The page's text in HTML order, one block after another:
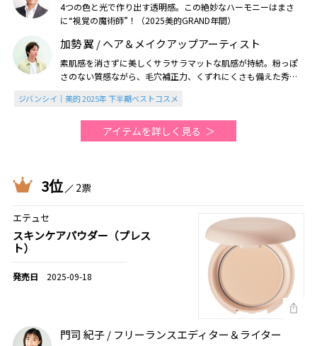
4つの色と光で作り出す透明感。この絶妙なハーモニーはまさ
に“視覚の魔術師”！（2025美的GRAND年間）
加勢 翼 / ヘア＆メイクアップアーティスト
素肌感を消さずに美しくサラサラマットな肌感が持続。粉っぽ
さのない質感ながら、毛穴補正力、くずれにくさも備えた秀品
ジバンシイ｜美的 2025年 下半期ベストコスメ
アイテムを詳しく見る
3位 2票
エテュセ
スキンケアパウダー（プレス
ト）
2025-09-18
門司 紀子 / フリーランスエディター＆ライター